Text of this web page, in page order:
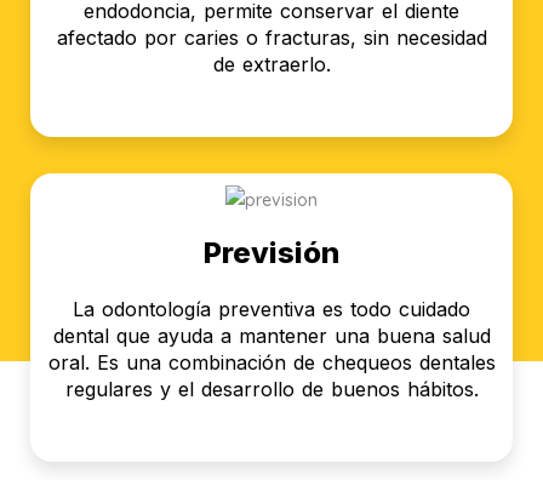
endodoncia, permite conservar el diente
afectado por caries o fracturas, sin necesidad
de extraerlo.
Previsión
La odontología preventiva es todo cuidado
dental que ayuda a mantener una buena salud
oral. Es una combinación de chequeos dentales
regulares y el desarrollo de buenos hábitos.